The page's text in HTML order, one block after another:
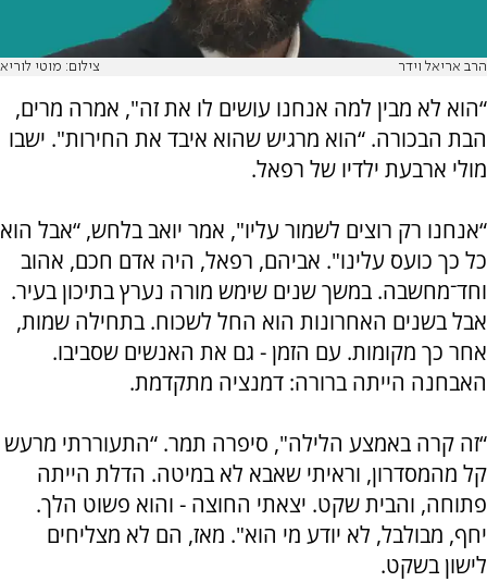
הרב אריאל וידר צילום: מוטי לוריא
“הוא לא מבין למה אנחנו עושים לו את זה", אמרה מרים,
הבת הבכורה. “הוא מרגיש שהוא איבד את החירות". ישבו
מולי ארבעת ילדיו של רפאל.
“אנחנו רק רוצים לשמור עליו", אמר יואב בלחש, “אבל הוא
כל כך כועס עלינו". אביהם, רפאל, היה אדם חכם, אהוב
וחד־מחשבה. במשך שנים שימש מורה נערץ בתיכון בעיר.
אבל בשנים האחרונות הוא החל לשכוח. בתחילה שמות,
אחר כך מקומות. עם הזמן - גם את האנשים שסביבו.
האבחנה הייתה ברורה: דמנציה מתקדמת.
“זה קרה באמצע הלילה", סיפרה תמר. “התעוררתי מרעש
קל מהמסדרון, וראיתי שאבא לא במיטה. הדלת הייתה
פתוחה, והבית שקט. יצאתי החוצה - והוא פשוט הלך.
יחף, מבולבל, לא יודע מי הוא". מאז, הם לא מצליחים
לישון בשקט.